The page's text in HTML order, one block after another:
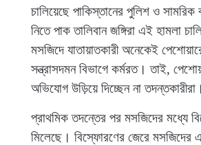
চালিয়েছে পাকিস্তানের পুলিশ ও সামরিক
নিতে পাক তালিবান জঙ্গিরা এই হামলা
মসজিদে যাতায়াতকারী অনেকেই
সন্ত্রাসদমন বিভাগে কর্মরত। তাই,
অভিযোগ উড়িয়ে দিচ্ছেন না তদন্তকারীরা।
প্রাথমিক তদন্তের পর মসজিদের মধ্যে
মিলেছে। বিস্ফোরণের জেরে মসজিদের